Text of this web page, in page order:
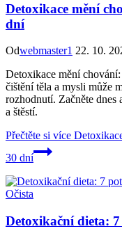
Detoxikace mění
dní
Odwebmaster1 22. 10.
Detoxikace mění
čištění těla a mysli může
rozhodnutí. Začněte dnes
a štěstí.
Přečtěte si více
30 dní
Očista
Detoxikační dieta: